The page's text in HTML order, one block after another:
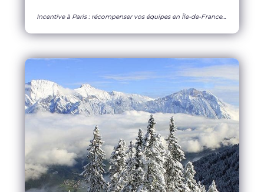
Incentive à Paris : récompenser vos équipes en Île-de-France La bonne dynamique d’une entreprise repose sur des équipes performantes, épanouies, et engagées. Ces éléments clés ne sont pas le fruit du hasard, mais plutôt le résultat d’un management éclairé. L’esprit de challenge, la collaboration et la cohésion sont autant de piliers qui méritent d’être cultivés